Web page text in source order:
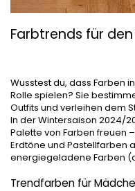
Farbtrends für
Wusstest du, dass Farben
Rolle spielen? Sie
Outfits und verleihen dem
In der Wintersaison 2024/
Palette von Farben freuen
Erdtöne und Pastellfarben
energiegeladene Farben
Trendfarben für